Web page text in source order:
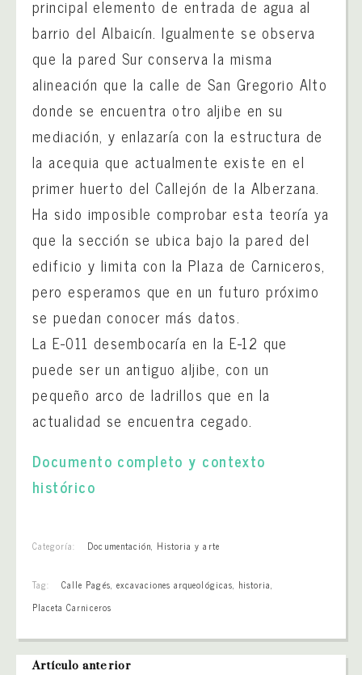
principal elemento de entrada de agua al
barrio del Albaicín. Igualmente se observa
que la pared Sur conserva la misma
alineación que la calle de San Gregorio Alto
donde se encuentra otro aljibe en su
mediación, y enlazaría con la estructura de
la acequia que actualmente existe en el
primer huerto del Callejón de la Alberzana.
Ha sido imposible comprobar esta teoría ya
que la sección se ubica bajo la pared del
edificio y limita con la Plaza de Carniceros,
pero esperamos que en un futuro próximo
se puedan conocer más datos.
La E-011 desembocaría en la E-12 que
puede ser un antiguo aljibe, con un
pequeño arco de ladrillos que en la
actualidad se encuentra cegado.
Documento completo y contexto
histórico
Categoría: Documentación, Historia y arte
Tag: Calle Pagés, excavaciones arqueológicas, historia,
Placeta Carniceros
Artículo anterior